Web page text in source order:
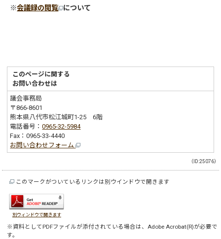
※会議録の閲覧 について
このページに関する
お問い合わせは
議会事務局
〒866-8601
熊本県八代市松江城町1-25 6階
電話番号：0965-32-5984
Fax：0965-33-4440
お問い合わせフォーム
（ID:25076）
このマークがついているリンクは別ウインドウで開きます
別ウィンドウで開きます
※資料としてPDFファイルが添付されている場合は、 Adobe Acrobat(R)が必要で
す。